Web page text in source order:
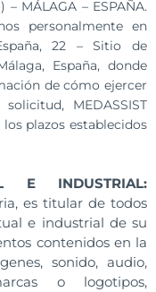
– MÁLAGA – ESPAÑA.
personalmente en
22 – Sitio de
España, donde
de cómo ejercer
MEDASSIST
plazos establecidos
E INDUSTRIAL:
es titular de todos
e industrial de su
contenidos en la
sonido, audio,
o logotipos,